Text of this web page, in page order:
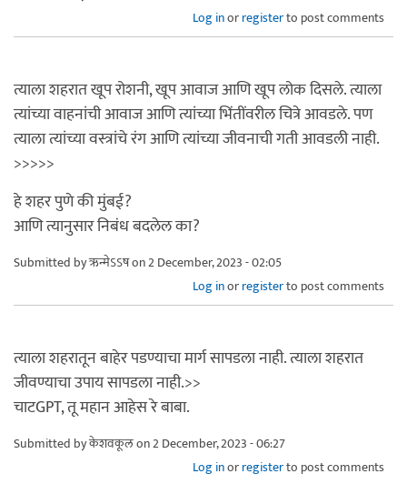
Log inorregisterto post comments
त्याला शहरात खूप रोशनी, खूप आवाज आणि खूप लोक दिसले. त्याला
त्यांच्या वाहनांची आवाज आणि त्यांच्या भिंतींवरील चित्रे आवडले. पण
त्याला त्यांच्या वस्त्रांचे रंग आणि त्यांच्या जीवनाची गती आवडली नाही.
>>>>>
हे शहर पुणे की मुंबई?
आणि त्यानुसार निबंध बदलेल का?
Submitted byऋन्मेऽऽषon 2 December, 2023 - 02:05
Log inorregisterto post comments
त्याला शहरातून बाहेर पडण्याचा मार्ग सापडला नाही. त्याला शहरात
जीवण्याचा उपाय सापडला नाही.>>
चाटGPT, तू महान आहेस रे बाबा.
Submitted byकेशवकूलon 2 December, 2023 - 06:27
Log inorregisterto post comments